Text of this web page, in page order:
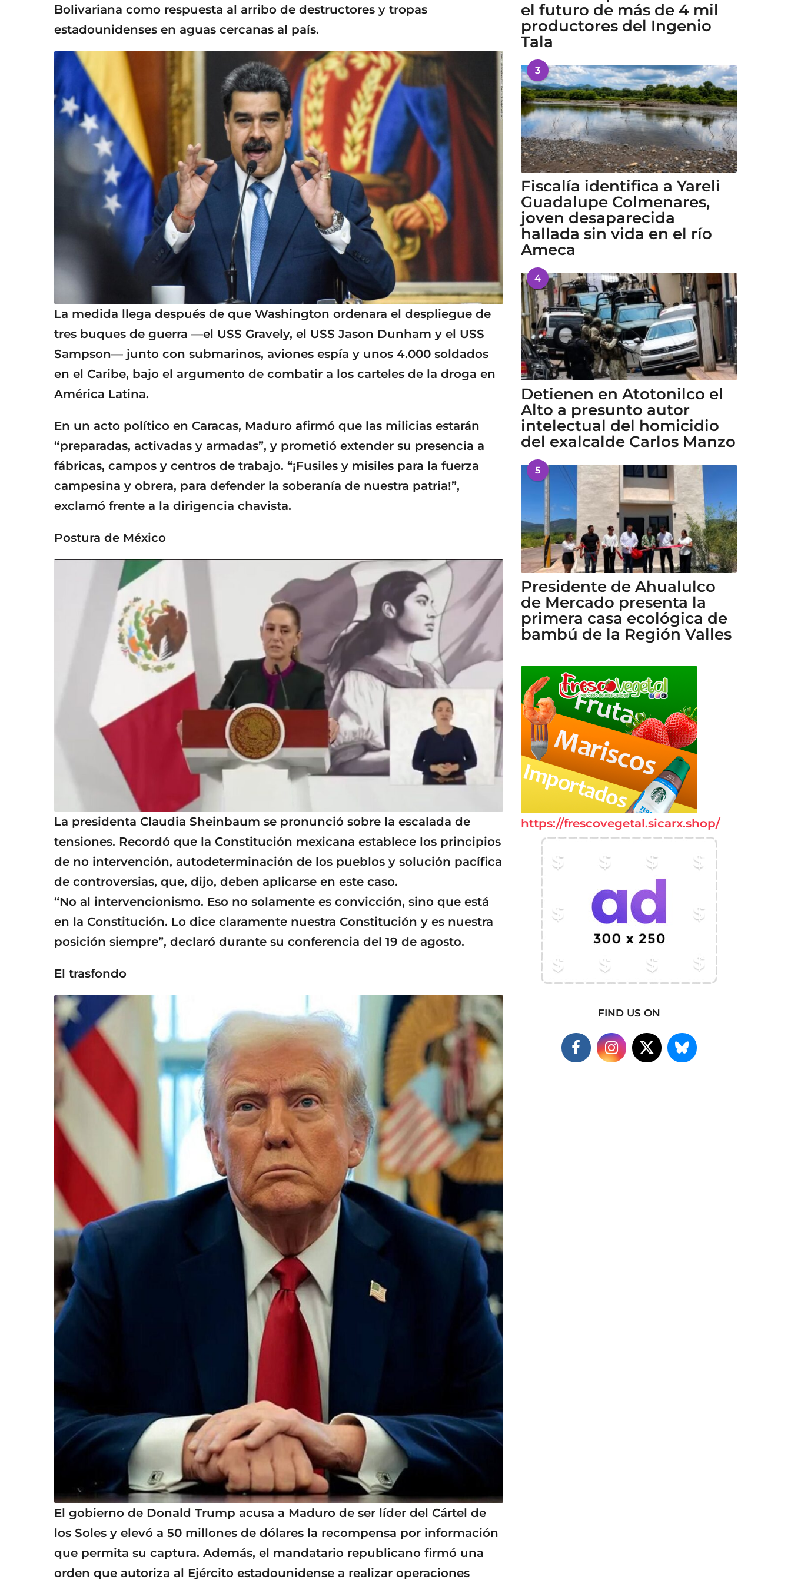
Bolivariana como respuesta al arribo de destructores y tropas
estadounidenses en aguas cercanas al país.
La medida llega después de que Washington ordenara el despliegue de
tres buques de guerra —el USS Gravely, el USS Jason Dunham y el USS
Sampson— junto con submarinos, aviones espía y unos 4.000 soldados
en el Caribe, bajo el argumento de combatir a los carteles de la droga en
América Latina.
En un acto político en Caracas, Maduro afirmó que las milicias estarán
“preparadas, activadas y armadas”, y prometió extender su presencia a
fábricas, campos y centros de trabajo. “¡Fusiles y misiles para la fuerza
campesina y obrera, para defender la soberanía de nuestra patria!”,
exclamó frente a la dirigencia chavista.
Postura de México
La presidenta Claudia Sheinbaum se pronunció sobre la escalada de
tensiones. Recordó que la Constitución mexicana establece los principios
de no intervención, autodeterminación de los pueblos y solución pacífica
de controversias, que, dijo, deben aplicarse en este caso.
“No al intervencionismo. Eso no solamente es convicción, sino que está
en la Constitución. Lo dice claramente nuestra Constitución y es nuestra
posición siempre”, declaró durante su conferencia del 19 de agosto.
El trasfondo
El gobierno de Donald Trump acusa a Maduro de ser líder del Cártel de
los Soles y elevó a 50 millones de dólares la recompensa por información
que permita su captura. Además, el mandatario republicano firmó una
orden que autoriza al Ejército estadounidense a realizar operaciones
el futuro de más de 4 mil
productores del Ingenio
Tala
3
Fiscalía identifica a Yareli
Guadalupe Colmenares,
joven desaparecida
hallada sin vida en el río
Ameca
4
Detienen en Atotonilco el
Alto a presunto autor
intelectual del homicidio
del exalcalde Carlos Manzo
5
Presidente de Ahualulco
de Mercado presenta la
primera casa ecológica de
bambú de la Región Valles
https://frescovegetal.sicarx.shop/
FIND US ON